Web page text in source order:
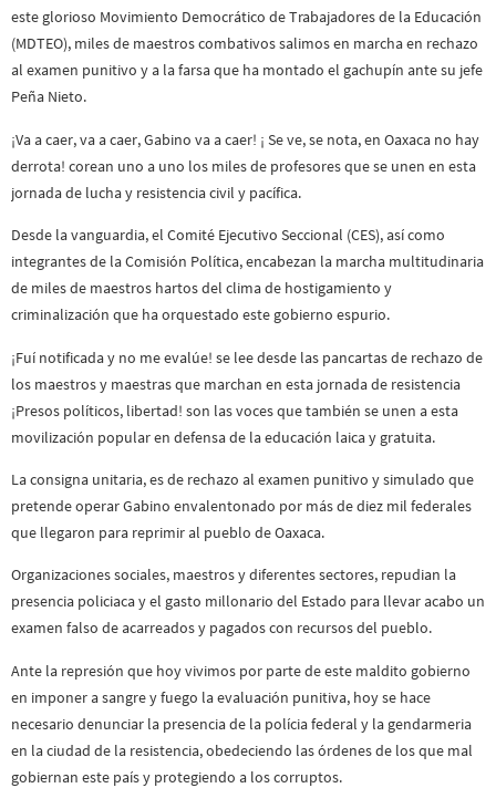
este glorioso Movimiento Democrático de Trabajadores de la Educación
(MDTEO), miles de maestros combativos salimos en marcha en rechazo
al examen punitivo y a la farsa que ha montado el gachupín ante su jefe
Peña Nieto.
¡Va a caer, va a caer, Gabino va a caer! ¡ Se ve, se nota, en Oaxaca no hay
derrota! corean uno a uno los miles de profesores que se unen en esta
jornada de lucha y resistencia civil y pacífica.
Desde la vanguardia, el Comité Ejecutivo Seccional (CES), así como
integrantes de la Comisión Política, encabezan la marcha multitudinaria
de miles de maestros hartos del clima de hostigamiento y
criminalización que ha orquestado este gobierno espurio.
¡Fuí notificada y no me evalúe! se lee desde las pancartas de rechazo de
los maestros y maestras que marchan en esta jornada de resistencia
¡Presos políticos, libertad! son las voces que también se unen a esta
movilización popular en defensa de la educación laica y gratuita.
La consigna unitaria, es de rechazo al examen punitivo y simulado que
pretende operar Gabino envalentonado por más de diez mil federales
que llegaron para reprimir al pueblo de Oaxaca.
Organizaciones sociales, maestros y diferentes sectores, repudian la
presencia policiaca y el gasto millonario del Estado para llevar acabo un
examen falso de acarreados y pagados con recursos del pueblo.
Ante la represión que hoy vivimos por parte de este maldito gobierno
en imponer a sangre y fuego la evaluación punitiva, hoy se hace
necesario denunciar la presencia de la polícia federal y la gendarmeria
en la ciudad de la resistencia, obedeciendo las órdenes de los que mal
gobiernan este país y protegiendo a los corruptos.